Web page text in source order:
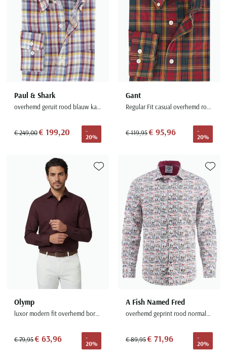
Paul & Shark
overhemd geruit rood blauw katoen
€ 249,00€ 199,20
-
20%
Gant
Regular Fit casual overhemd rood geruit
€ 119,95€ 95,96
-
20%
Olymp
luxor modern fit overhemd bordeaux
€ 79,95€ 63,96
-
20%
Toevoegen aan favorieten
A Fish Named Fred
overhemd geprint rood normale fit
€ 89,95€ 71,96
-
20%